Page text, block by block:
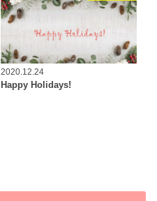
2020.12.24
Happy Holidays!